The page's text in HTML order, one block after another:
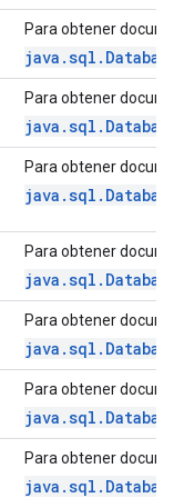
Para obtener
Para obtener
Para obtener
Para obtener
Para obtener
Para obtener
Para obtener